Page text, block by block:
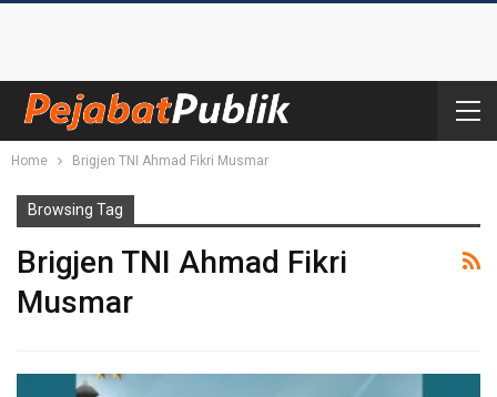
Home Brigjen TNI Ahmad Fikri Musmar
Browsing Tag
Brigjen TNI Ahmad Fikri
Musmar